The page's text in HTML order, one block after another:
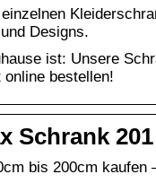
Designs.
ist: Unsere
bestellen!
Schrank
bis 200cm kaufen